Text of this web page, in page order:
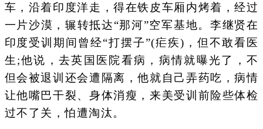
车，沿着印度洋走，得在铁皮车厢内烤着，经过
一片沙漠，辗转抵达“那河”空军基地。李继贤在
印度受训期间曾经“打摆子”(疟疾)，但不敢看医
生;他说，去英国医院看病，病情就曝光了，不
但会被退训还会遭隔离，他就自己弄药吃，病情
让他嘴巴干裂、身体消瘦，来美受训前险些体检
过不了关，怕遭淘汰。